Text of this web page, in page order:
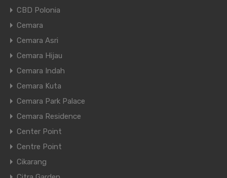
CBD Polonia
Cemara
Cemara Asri
Cemara Hijau
Cemara Indah
Cemara Kuta
Cemara Park Palace
Cemara Residence
Center Point
Centre Point
Cikarang